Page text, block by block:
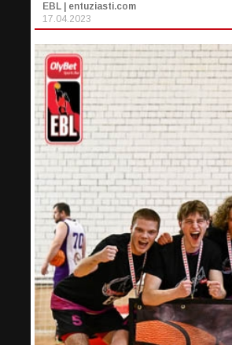
EBL | entuziasti.com
17.04.2023